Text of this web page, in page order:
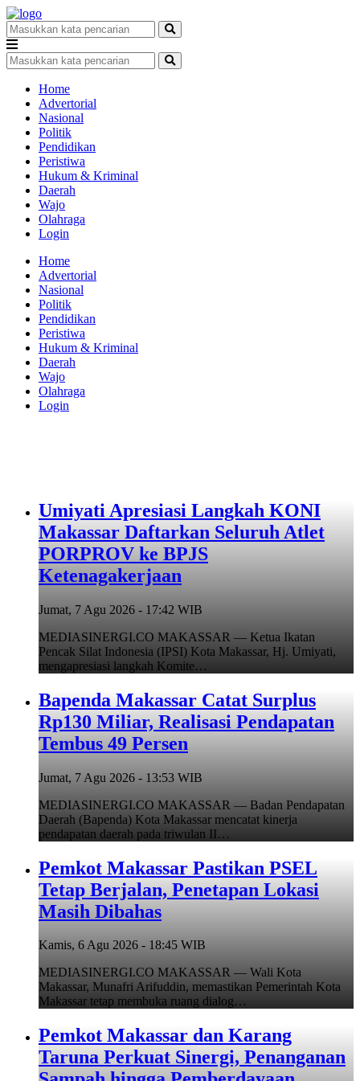
Home
Advertorial
Nasional
Politik
Pendidikan
Peristiwa
Hukum & Kriminal
Daerah
Wajo
Olahraga
Login
Home
Advertorial
Nasional
Politik
Pendidikan
Peristiwa
Hukum & Kriminal
Daerah
Wajo
Olahraga
Login
Umiyati Apresiasi Langkah KONI
Makassar Daftarkan Seluruh Atlet
PORPROV ke BPJS
Ketenagakerjaan
Jumat, 7 Agu 2026 - 17:42 WIB
MEDIASINERGI.CO MAKASSAR — Ketua Ikatan
Pencak Silat Indonesia (IPSI) Kota Makassar, Hj. Umiyati,
mengapresiasi langkah Komite…
Bapenda Makassar Catat Surplus
Rp130 Miliar, Realisasi Pendapatan
Tembus 49 Persen
Jumat, 7 Agu 2026 - 13:53 WIB
MEDIASINERGI.CO MAKASSAR — Badan Pendapatan
Daerah (Bapenda) Kota Makassar mencatat kinerja
pendapatan daerah pada triwulan II…
Pemkot Makassar Pastikan PSEL
Tetap Berjalan, Penetapan Lokasi
Masih Dibahas
Kamis, 6 Agu 2026 - 18:45 WIB
MEDIASINERGI.CO MAKASSAR — Wali Kota
Makassar, Munafri Arifuddin, memastikan Pemerintah Kota
Makassar tetap membuka ruang dialog…
Pemkot Makassar dan Karang
Taruna Perkuat Sinergi, Penanganan